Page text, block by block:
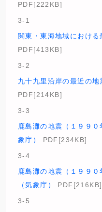
PDF[222KB]
3-1
関東・東海地域における
PDF[413KB]
3-2
九十九里沿岸の最近の地
PDF[214KB]
3-3
鹿島灘の地震（１９９
象庁）
PDF[234KB]
3-4
鹿島灘の地震（１９９０
（気象庁）
PDF[216KB]
3-5